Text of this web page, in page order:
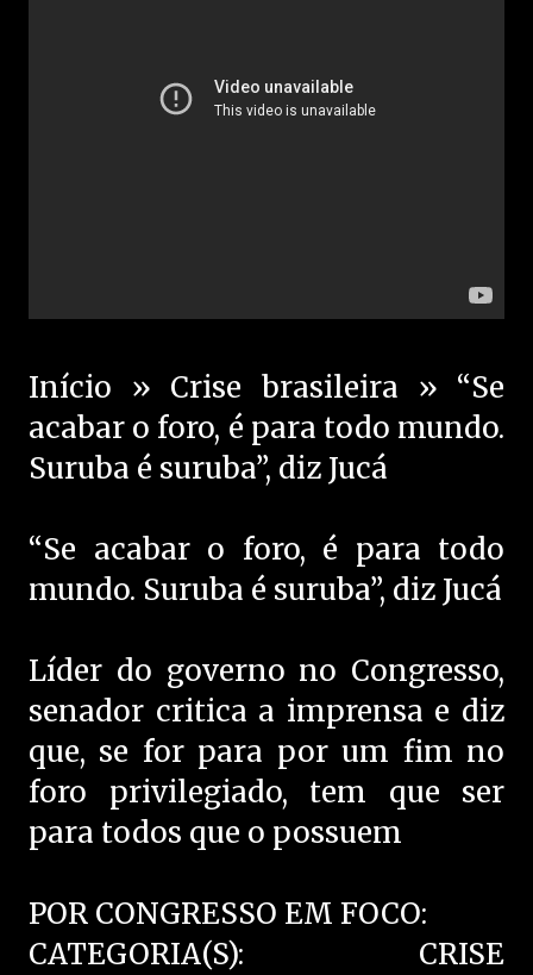
Início » Crise brasileira » “Se
acabar o foro, é para todo mundo.
Suruba é suruba”, diz Jucá
“Se acabar o foro, é para todo
mundo. Suruba é suruba”, diz Jucá
Líder do governo no Congresso,
senador critica a imprensa e diz
que, se for para por um fim no
foro privilegiado, tem que ser
para todos que o possuem
POR CONGRESSO EM FOCO:
CATEGORIA(S): CRISE